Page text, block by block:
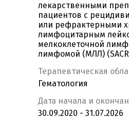
лекарственными
пациентов с
или рефрактерными
лимфоцитарным
мелкоклеточной
лимфомой (МЛЛ)
Терапевтическая
Гематология
Дата начала и
30.09.2020 - 31.07.2026